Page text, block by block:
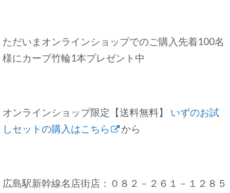
ただいまオンラインショップでのご購入先着100名
様にカープ竹輪1本プレゼント中
オンラインショップ限定【送料無料】 いずのお試
しセットの購入はこちら
から
広島駅新幹線名店街店：０８２－２６１－１２８５